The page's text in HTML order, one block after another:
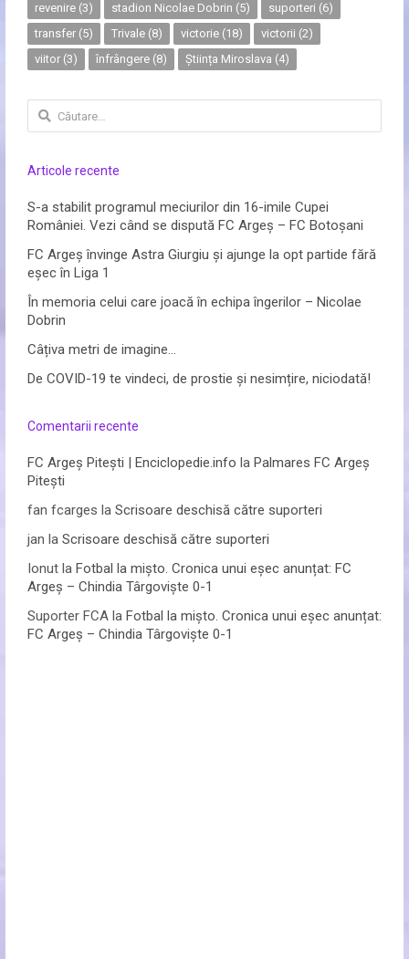
revenire(3) stadion Nicolae Dobrin (5) suporteri (6)
transfer(5) Trivale(8) victorie(18) victorii (2)
viitor(3) înfrângere(8) Știința Miroslava (4)
Caută
după:
Articole recente
S-a stabilit programul meciurilor din 16-imile Cupei
României. Vezi când se dispută FC Argeș – FC Botoșani
FC Argeș învinge Astra Giurgiu și ajunge la opt partide fără
eșec în Liga 1
În memoria celui care joacă în echipa îngerilor – Nicolae
Dobrin
Câțiva metri de imagine…
De COVID-19 te vindeci, de prostie și nesimțire, niciodată!
Comentarii recente
FC Argeș Pitești | Enciclopedie.info la Palmares FC Argeș
Pitești
fan fcarges la Scrisoare deschisă către suporteri
jan la Scrisoare deschisă către suporteri
Ionutla Fotbal la mișto. Cronica unui eșec anunțat: FC
Argeș – Chindia Târgoviște 0-1
Suporter FCAla Fotbal la mișto. Cronica unui eșec anunțat:
FC Argeș – Chindia Târgoviște 0-1